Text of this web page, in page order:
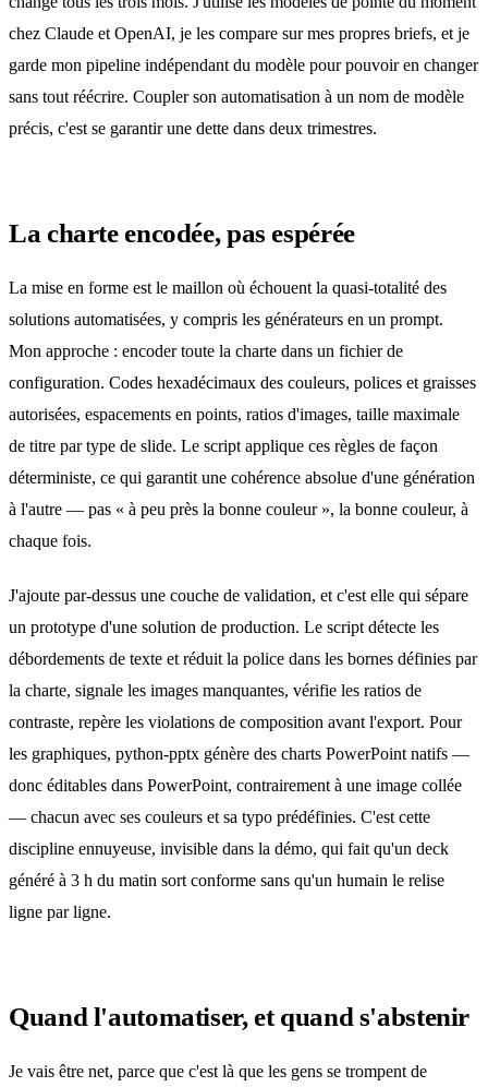
chez Claude et OpenAI, je les compare sur mes propres briefs, et je
garde mon pipeline indépendant du modèle pour pouvoir en changer
sans tout réécrire. Coupler son automatisation à un nom de modèle
précis, c'est se garantir une dette dans deux trimestres.
La charte encodée, pas espérée
La mise en forme est le maillon où échouent la quasi-totalité des
solutions automatisées, y compris les générateurs en un prompt.
Mon approche : encoder toute la charte dans un fichier de
configuration. Codes hexadécimaux des couleurs, polices et graisses
autorisées, espacements en points, ratios d'images, taille maximale
de titre par type de slide. Le script applique ces règles de façon
déterministe, ce qui garantit une cohérence absolue d'une génération
à l'autre — pas « à peu près la bonne couleur », la bonne couleur, à
chaque fois.
J'ajoute par-dessus une couche de validation, et c'est elle qui sépare
un prototype d'une solution de production. Le script détecte les
débordements de texte et réduit la police dans les bornes définies par
la charte, signale les images manquantes, vérifie les ratios de
contraste, repère les violations de composition avant l'export. Pour
les graphiques, python-pptx génère des charts PowerPoint natifs —
donc éditables dans PowerPoint, contrairement à une image collée
— chacun avec ses couleurs et sa typo prédéfinies. C'est cette
discipline ennuyeuse, invisible dans la démo, qui fait qu'un deck
généré à 3 h du matin sort conforme sans qu'un humain le relise
ligne par ligne.
Quand l'automatiser, et quand s'abstenir
Je vais être net, parce que c'est là que les gens se trompent de